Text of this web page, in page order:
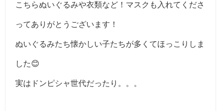
こちらぬいぐるみや衣類など！マスクも入れてくださ
ってありがとうございます！
ぬいぐるみたち懐かしい子たちが多くてほっこりしま
した😊
実はドンピシャ世代だったり。。。